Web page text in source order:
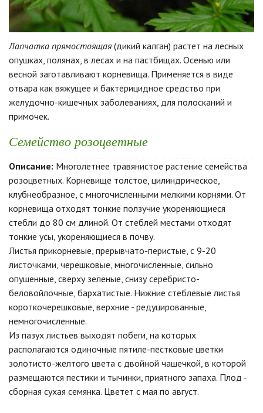
Лапчатка прямостоящая(дикий калган) растет на лесных
опушках, полянах, в лесах и на пастбищах. Осенью или
весной заготавливают корневища. Применяется в виде
отвара как вяжущее и бактерицидное средство при
желудочно-кишечных заболеваниях, для полосканий и
примочек.
Семейство розоцветные
Описание: Многолетнее травянистое растение семейства
розоцветных. Корневище толстое, цилиндрическое,
клубнеобразное, с многочисленными мелкими корнями. От
корневища отходят тонкие ползучие укореняющиеся
стебли до 80 см длиной. От стеблей местами отходят
тонкие усы, укореняющиеся в почву.
Листья прикорневые, прерывчато-перистые, с 9-20
листочками, черешковые, многочисленные, сильно
опушенные, сверху зеленые, снизу серебристо-
беловойлочные, бархатистые. Нижние стеблевые листья
короткочерешковые, верхние - редуцированные,
немногочисленные.
Из пазух листьев выходят побеги, на которых
располагаются одиночные пятиле-пестковые цветки
золотисто-желтого цвета с двойной чашечкой, в которой
размещаются пестики и тычинки, приятного запаха. Плод -
сборная сухая семянка. Цветет с мая по август.